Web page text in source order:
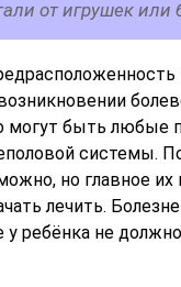
от игрушек или
могут быть любые
системы.
но главное их
лечить.
у ребёнка не